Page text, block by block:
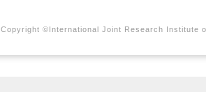
Copyright ©International Joint Research Institute